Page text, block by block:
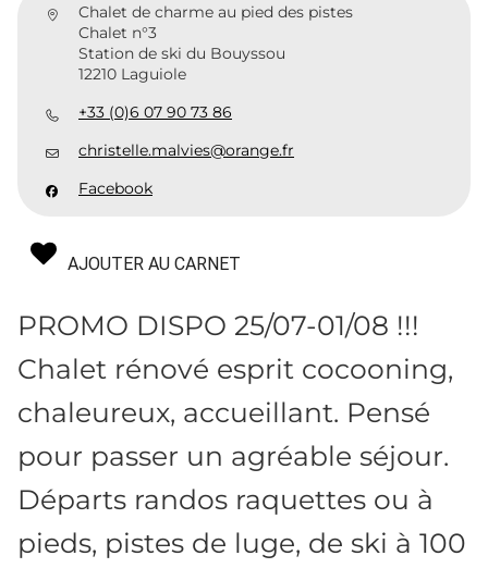
Chalet de charme au pied des pistes
Chalet n°3
Station de ski du Bouyssou
12210 Laguiole
+33 (0)6 07 90 73 86
christelle.malvies@orange.fr
Facebook
AJOUTER AU CARNET
PROMO DISPO 25/07-01/08 !!!
Chalet rénové esprit cocooning,
chaleureux, accueillant. Pensé
pour passer un agréable séjour.
Départs randos raquettes ou à
pieds, pistes de luge, de ski à 100